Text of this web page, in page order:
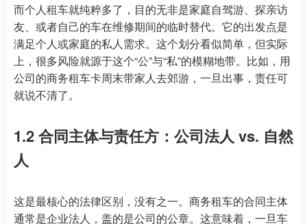
而个人租车就纯粹多了，目的无非是家庭自驾游、探亲访
友、或者自己的车在维修期间的临时替代。它的出发点是
满足个人或家庭的私人需求。这个划分看似简单，但实际
上，很多风险就源于这个“公”与“私”的模糊地带。比如，用
公司的商务租车卡周末带家人去郊游，一旦出事，责任可
就说不清了。
1.2 合同主体与责任方：公司法人 vs. 自然
人
这是最核心的法律区别，没有之一。商务租车的合同主体
通常是企业法人，盖的是公司的公章。这意味着，一旦车